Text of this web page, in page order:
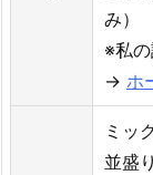
み）
※私
→ ホ
ミッ
並盛